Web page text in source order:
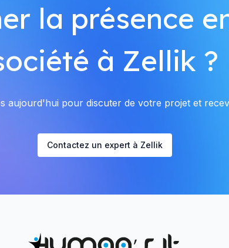
la présence
à Zellik ?
aujourd'hui pour discuter de votre projet et
Contactez un expert à Zellik